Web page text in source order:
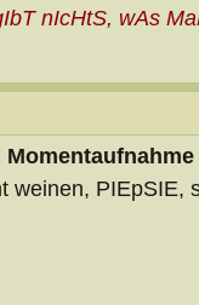
nIcHtS, wAs
Momentaufnahme
weinen, PIEpSIE,